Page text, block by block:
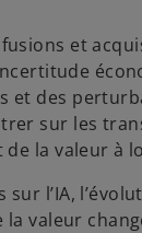
et
et des
sur les
la valeur à
sur l’IA,
valeur